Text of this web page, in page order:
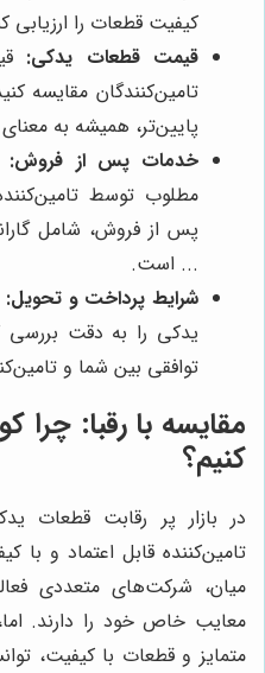
کیفیت قطعات را ارزیابی
قیمت قطعات یدکی:
تامین‌کنندگان مقایسه
پایین‌تر، همیشه به
خدمات پس از فروش:
مطلوب توسط
پس از فروش، شامل
... است.
شرایط پرداخت و تحویل:
یدکی را به دقت
توافقی بین شما و
مقایسه با رقبا: چرا
کنیم؟
در بازار پر رقابت قطعات
تامین‌کننده قابل اعتماد و
میان، شرکت‌های متعددی
معایب خاص خود را دارند.
متمایز و قطعات با کیفیت،